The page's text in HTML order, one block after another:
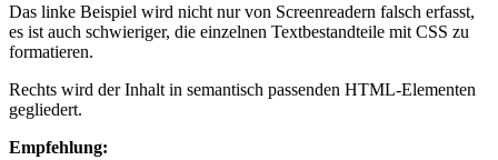
Das linke Beispiel wird nicht nur von Screenreadern falsch erfasst,
es ist auch schwieriger, die einzelnen Textbestandteile mit CSS zu
formatieren.
Rechts wird der Inhalt in semantisch passenden HTML-Elementen
gegliedert.
Empfehlung: